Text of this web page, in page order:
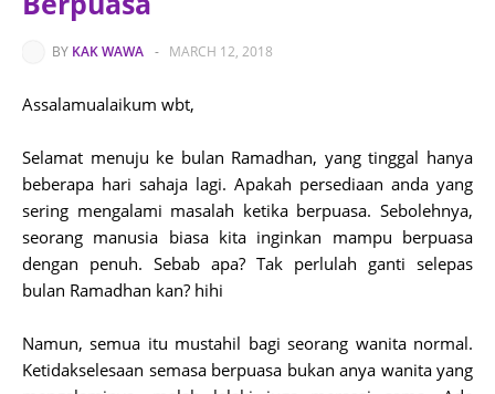
BY KAK WAWA - MARCH 12, 2018
Assalamualaikum wbt,
Selamat menuju ke bulan Ramadhan, yang tinggal hanya
beberapa hari sahaja lagi. Apakah persediaan anda yang
sering mengalami masalah ketika berpuasa. Sebolehnya,
seorang manusia biasa kita inginkan mampu berpuasa
dengan penuh. Sebab apa? Tak perlulah ganti selepas
bulan Ramadhan kan? hihi
Namun, semua itu mustahil bagi seorang wanita normal.
Ketidakselesaan semasa berpuasa bukan anya wanita yang